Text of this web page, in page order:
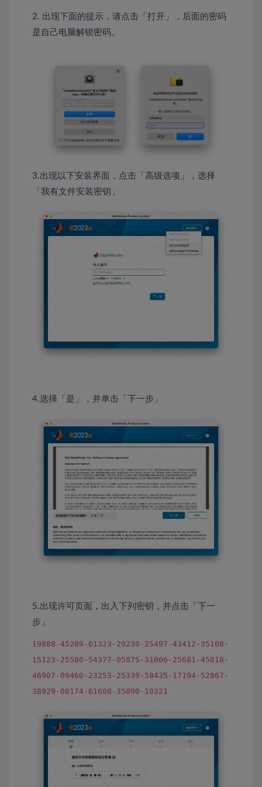
2. 出现下面的提示，请点击「打开」，后面的密码
是自己电脑解锁密码。
3.出现以下安装界面，点击「高级选项」，选择
「我有文件安装密钥」
4.选择「是」，并单击「下一步」
5.出现许可页面，出入下列密钥，并点击「下一
步」
19888-45209-61323-29230-25497-43412-35108-
15123-25580-54377-05875-31006-25681-45018-
46907-09460-23253-25339-58435-17194-52867-
38929-08174-61608-35890-10321